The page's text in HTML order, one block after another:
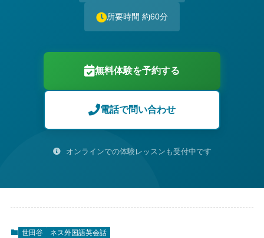
所要時間 約60分
無料体験を予約する
電話で問い合わせ
オンラインでの体験レッスンも受付中です
世田谷 ネス外国語英会話